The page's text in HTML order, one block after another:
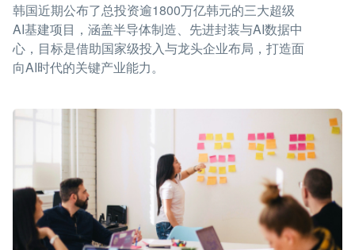
韩国近期公布了总投资逾1800万亿韩元的三大超级
AI基建项目，涵盖半导体制造、先进封装与AI数据中
心，目标是借助国家级投入与龙头企业布局，打造面
向AI时代的关键产业能力。